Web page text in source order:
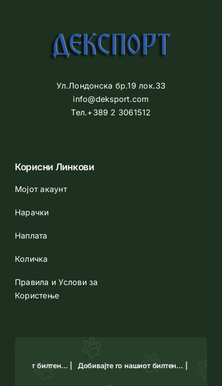
Ул.Лондонска бр.19 лок.33
info@deksport.com
Тел.+389 2 3061512
Корисни Линкови
Мојот акаунт
Нарачки
Наплата
Количка
Правила и Услови за
Користење
нашиот билтен… | Добивајте го нашиот билтен… |